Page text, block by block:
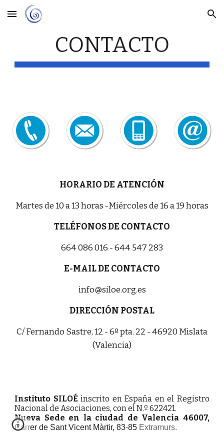
Skip to main content Skip to navigation
CONTACTO
HORARIO DE ATENCIÓN
Martes de 10 a 13 horas -Miércoles de 16 a 19 horas
TELÉFONOS DE CONTACTO
664 086 016 - 644 547 283
E-MAIL DE CONTACTO
info@siloe.org.es
DIRECCIÓN POSTAL
C/ Fernando Sastre, 12 - 6º pta. 22 - 46920 Mislata
(Valencia)
Instituto SILOÉ inscrito en España en el Registro
Nacional de Asociaciones, con el N.º 622421.
Nueva Sede en la ciudad de Valencia 46007,
Carrer de Sant Vicent Màrtir, 83-85 Extramurs.